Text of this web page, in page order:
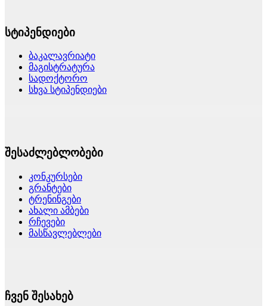
სტიპენდიები
ბაკალავრიატი
მაგისტრატურა
სადოქტორო
სხვა სტიპენდიები
შესაძლებლობები
კონკურსები
გრანტები
ტრენინგები
ახალი ამბები
რჩევები
მასწავლებლები
ჩვენ შესახებ